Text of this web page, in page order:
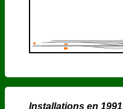
Installations en 1991